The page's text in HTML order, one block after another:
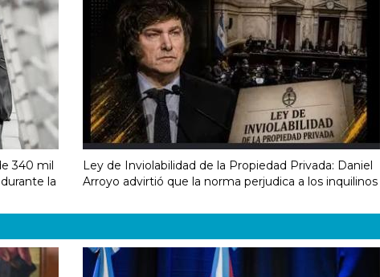
340 mil
la
Ley de Inviolabilidad de la Propiedad Privada: Daniel
Arroyo advirtió que la norma perjudica a los inquilinos